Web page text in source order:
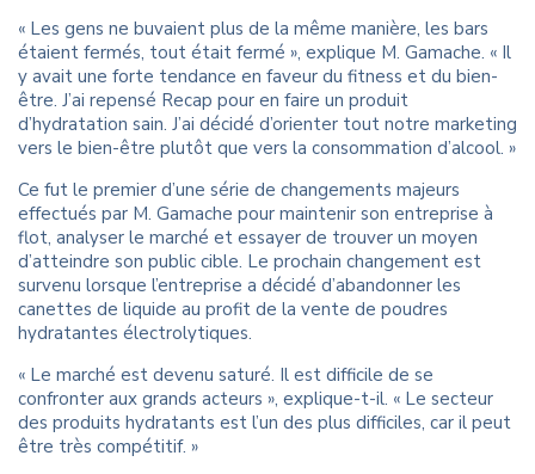
« Les gens ne buvaient plus de la même manière, les bars
étaient fermés, tout était fermé », explique M. Gamache. « Il
y avait une forte tendance en faveur du fitness et du bien-
être. J’ai repensé Recap pour en faire un produit
d’hydratation sain. J’ai décidé d’orienter tout notre marketing
vers le bien-être plutôt que vers la consommation d’alcool. »
Ce fut le premier d’une série de changements majeurs
effectués par M. Gamache pour maintenir son entreprise à
flot, analyser le marché et essayer de trouver un moyen
d’atteindre son public cible. Le prochain changement est
survenu lorsque l’entreprise a décidé d’abandonner les
canettes de liquide au profit de la vente de poudres
hydratantes électrolytiques.
« Le marché est devenu saturé. Il est difficile de se
confronter aux grands acteurs », explique-t-il. « Le secteur
des produits hydratants est l’un des plus difficiles, car il peut
être très compétitif. »